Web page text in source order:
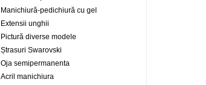
Manichiură-pedichiură cu gel
Extensii unghii
Pictură diverse modele
Ștrasuri Swarovski
Oja semipermanenta
Acril manichiura